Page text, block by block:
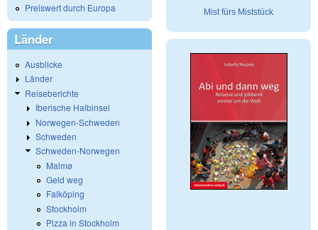
Preiswert durch Europa
Länder
Ausblicke
Länder
Reiseberichte
Iberische Halbinsel
Norwegen-Schweden
Schweden
Schweden-Norwegen
Malmø
Geld weg
Falköping
Stockholm
Pizza in Stockholm
Mist fürs Miststück